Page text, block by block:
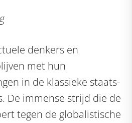
denkers en
met hun
in de klassieke staats-
De immense strijd die de
tegen de globalistische